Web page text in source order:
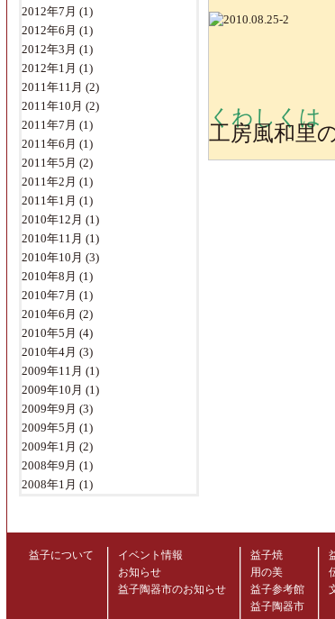
2012年7月 (1)
2012年6月 (1)
2012年3月 (1)
2012年1月 (1)
2011年11月 (2)
2011年10月 (2)
2011年7月 (1)
2011年6月 (1)
2011年5月 (2)
2011年2月 (1)
2011年1月 (1)
2010年12月 (1)
2010年11月 (1)
2010年10月 (3)
2010年8月 (1)
2010年7月 (1)
2010年6月 (2)
2010年5月 (4)
2010年4月 (3)
2009年11月 (1)
2009年10月 (1)
2009年9月 (3)
2009年5月 (1)
2009年1月 (2)
2008年9月 (1)
2008年1月 (1)
くわしくは
工房風和里
益子について
イベント情報
お知らせ
益子陶器市のお知らせ
益子焼
用の美
益子参考館
益子陶器市